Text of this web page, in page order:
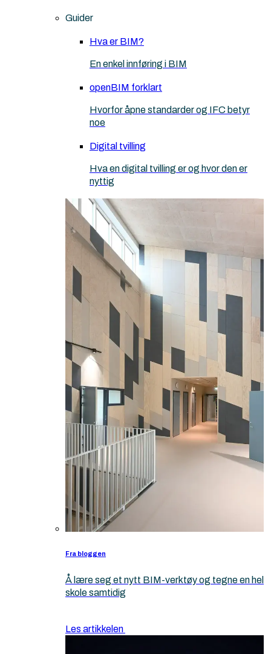
Guider
Hva er BIM?
En enkel innføring i BIM
openBIM forklart
Hvorfor åpne standarder og IFC betyr
noe
Digital tvilling
Hva en digital tvilling er og hvor den er
nyttig
Fra bloggen
Å lære seg et nytt BIM-verktøy og tegne en hel
skole samtidig
Les artikkelen